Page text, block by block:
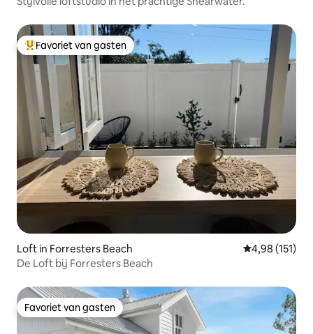
Topfavoriet van gasten
Favoriet van gasten
Loft in Forresters Beach Gemiddelde
4,98 (151)
De Loft bij Forresters Beach
Favoriet van gasten
Favoriet van gasten